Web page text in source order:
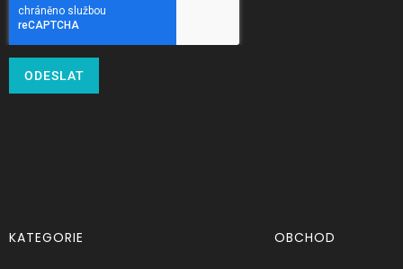
ODESLAT
KATEGORIE OBCHOD